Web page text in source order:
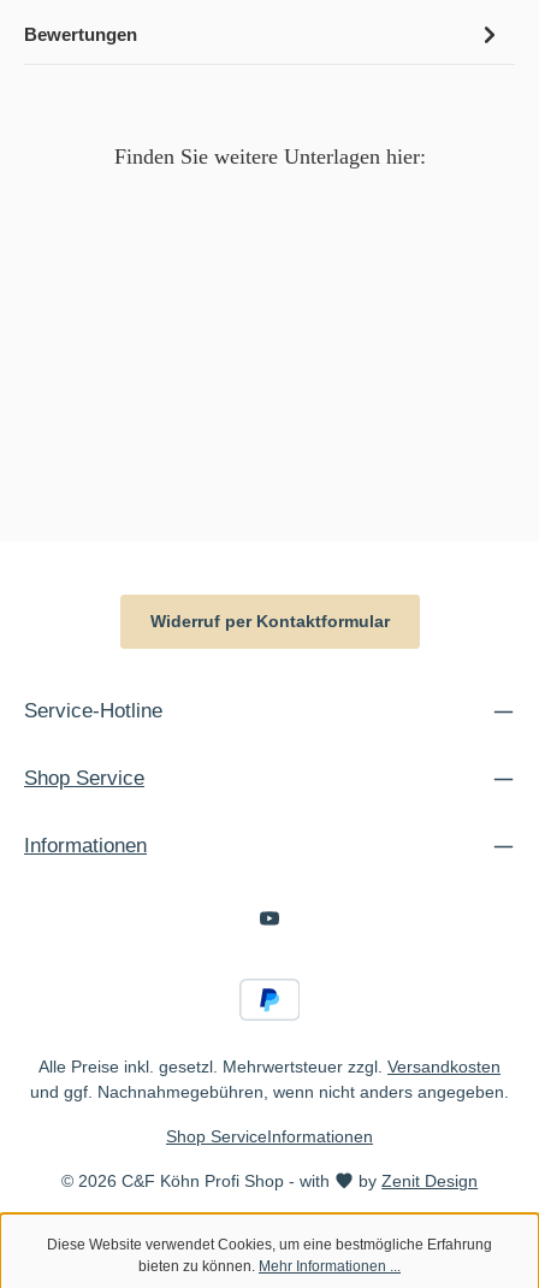
Bewertungen
Finden Sie weitere Unterlagen hier:
Widerruf per Kontaktformular
Service-Hotline
Shop Service
Informationen
Alle Preise inkl. gesetzl. Mehrwertsteuer zzgl. Versandkosten
und ggf. Nachnahmegebühren, wenn nicht anders angegeben.
© 2026 C&F Köhn Profi Shop - with byZenit Design
Shop ServiceInformationen
Diese Website verwendet Cookies, um eine bestmögliche Erfahrung
bieten zu können. Mehr Informationen ...